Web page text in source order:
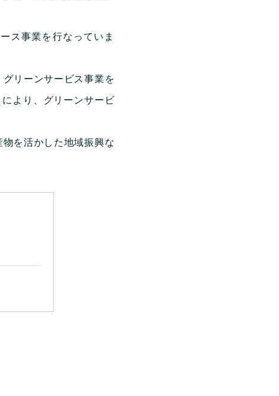
ス事業を行なっていま
リーンサービス事業を
より、グリーンサービ
を活かした地域振興な